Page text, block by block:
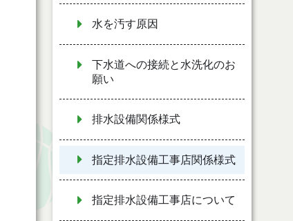
水を汚す原因
下水道への接続と水洗化のお
願い
排水設備関係様式
指定排水設備工事店関係様式
指定排水設備工事店について